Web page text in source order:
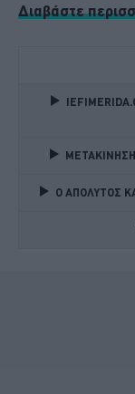
Διαβάστε
Ο ΑΠΟΛΥΤΟΣ